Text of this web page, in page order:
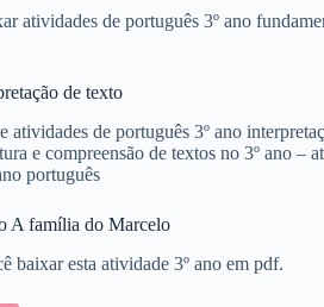
atividades de português 3º ano
de texto
atividades de português 3º ano
e compreensão de textos no 3º ano –
português
A família do Marcelo
baixar esta atividade 3º ano em pdf.